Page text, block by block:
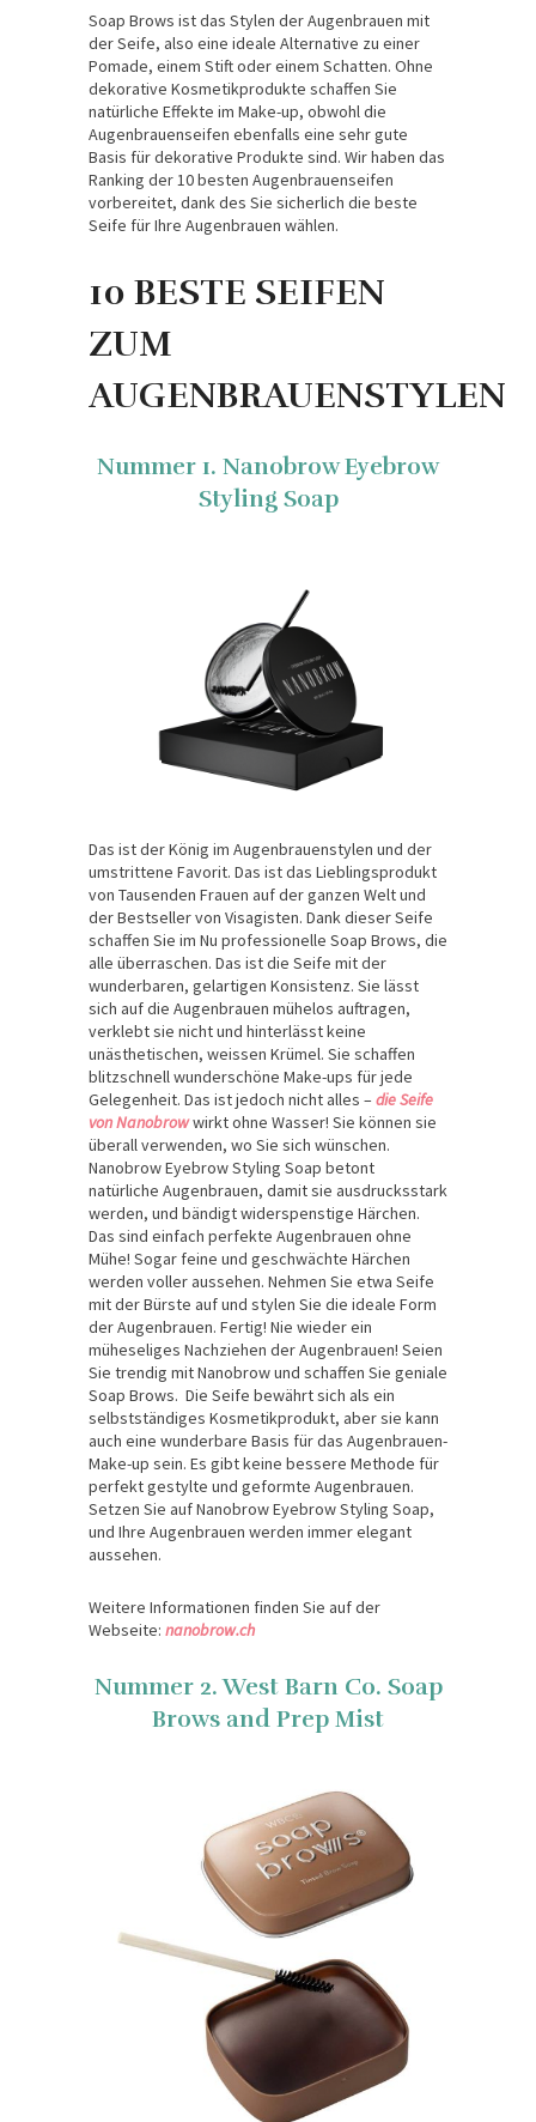
Soap Brows ist das Stylen der Augenbrauen mit
der Seife, also eine ideale Alternative zu einer
Pomade, einem Stift oder einem Schatten. Ohne
dekorative Kosmetikprodukte schaffen Sie
natürliche Effekte im Make-up, obwohl die
Augenbrauenseifen ebenfalls eine sehr gute
Basis für dekorative Produkte sind. Wir haben das
Ranking der 10 besten Augenbrauenseifen
vorbereitet, dank des Sie sicherlich die beste
Seife für Ihre Augenbrauen wählen.
10 BESTE SEIFEN
ZUM
AUGENBRAUENSTYLEN
Nummer 1. Nanobrow Eyebrow
Styling Soap
Das ist der König im Augenbrauenstylen und der
umstrittene Favorit. Das ist das Lieblingsprodukt
von Tausenden Frauen auf der ganzen Welt und
der Bestseller von Visagisten. Dank dieser Seife
schaffen Sie im Nu professionelle Soap Brows, die
alle überraschen. Das ist die Seife mit der
wunderbaren, gelartigen Konsistenz. Sie lässt
sich auf die Augenbrauen mühelos auftragen,
verklebt sie nicht und hinterlässt keine
unästhetischen, weissen Krümel. Sie schaffen
blitzschnell wunderschöne Make-ups für jede
Gelegenheit. Das ist jedoch nicht alles –die Seife
von Nanobrowwirkt ohne Wasser! Sie können sie
überall verwenden, wo Sie sich wünschen.
Nanobrow Eyebrow Styling Soap betont
natürliche Augenbrauen, damit sie ausdrucksstark
werden, und bändigt widerspenstige Härchen.
Das sind einfach perfekte Augenbrauen ohne
Mühe! Sogar feine und geschwächte Härchen
werden voller aussehen. Nehmen Sie etwa Seife
mit der Bürste auf und stylen Sie die ideale Form
der Augenbrauen. Fertig! Nie wieder ein
müheseliges Nachziehen der Augenbrauen! Seien
Sie trendig mit Nanobrow und schaffen Sie geniale
Soap Brows. Die Seife bewährt sich als ein
selbstständiges Kosmetikprodukt, aber sie kann
auch eine wunderbare Basis für das Augenbrauen-
Make-up sein. Es gibt keine bessere Methode für
perfekt gestylte und geformte Augenbrauen.
Setzen Sie auf Nanobrow Eyebrow Styling Soap,
und Ihre Augenbrauen werden immer elegant
aussehen.
Weitere Informationen finden Sie auf der
Webseite: nanobrow.ch
Nummer 2. West Barn Co. Soap
Brows and Prep Mist